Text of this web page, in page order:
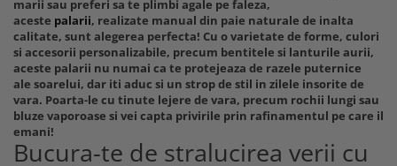
marii sau preferi sa te plimbi agale pe faleza,
aceste palarii, realizate manual din paie naturale de inalta
calitate, sunt alegerea perfecta! Cu o varietate de forme, culori
si accesorii personalizabile, precum bentitele si lanturile aurii,
aceste palarii nu numai ca te protejeaza de razele puternice
ale soarelui, dar iti aduc si un strop de stil in zilele insorite de
vara. Poarta-le cu tinute lejere de vara, precum rochii lungi sau
bluze vaporoase si vei capta privirile prin rafinamentul pe care il
emani!
Bucura-te de stralucirea verii cu